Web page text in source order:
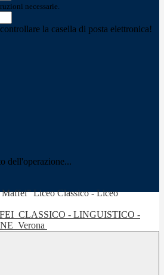
necessarie.
la casella di posta elettronica!
dell'operazione...
CLASSICO - LINGUISTICO -
Verona